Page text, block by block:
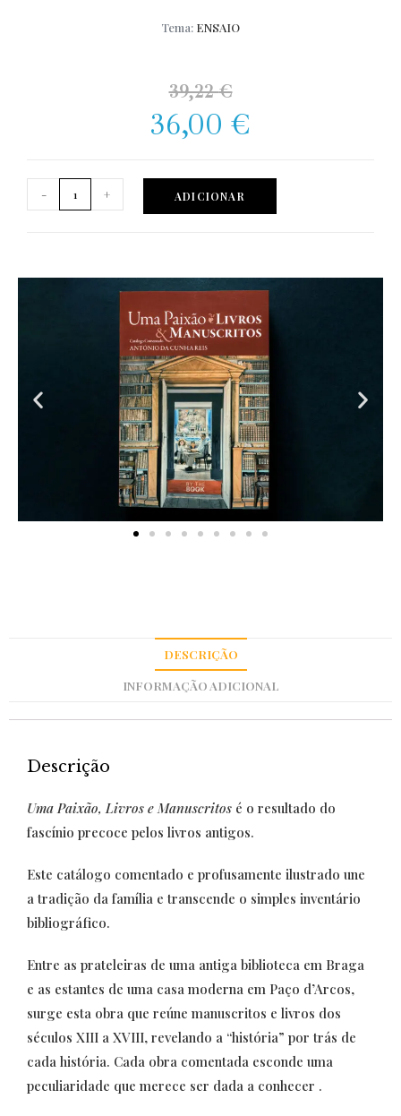
Tema: ENSAIO
39,22€
36,00 €
- + ADICIONAR
DESCRIÇÃO
INFORMAÇÃO ADICIONAL
Descrição
Uma Paixão, Livros e Manuscritos é o resultado do
fascínio precoce pelos livros antigos.
Este catálogo comentado e profusamente ilustrado une
a tradição da família e transcende o simples inventário
bibliográfico.
Entre as prateleiras de uma antiga biblioteca em Braga
e as estantes de uma casa moderna em Paço d’Arcos,
surge esta obra que reúne manuscritos e livros dos
séculos XIII a XVIII, revelando a “história” por trás de
cada história. Cada obra comentada esconde uma
peculiaridade que merece ser dada a conhecer .